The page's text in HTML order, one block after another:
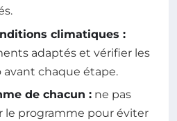
climatiques :
adaptés et vérifier les
chaque étape.
de chacun : ne pas
le programme pour éviter